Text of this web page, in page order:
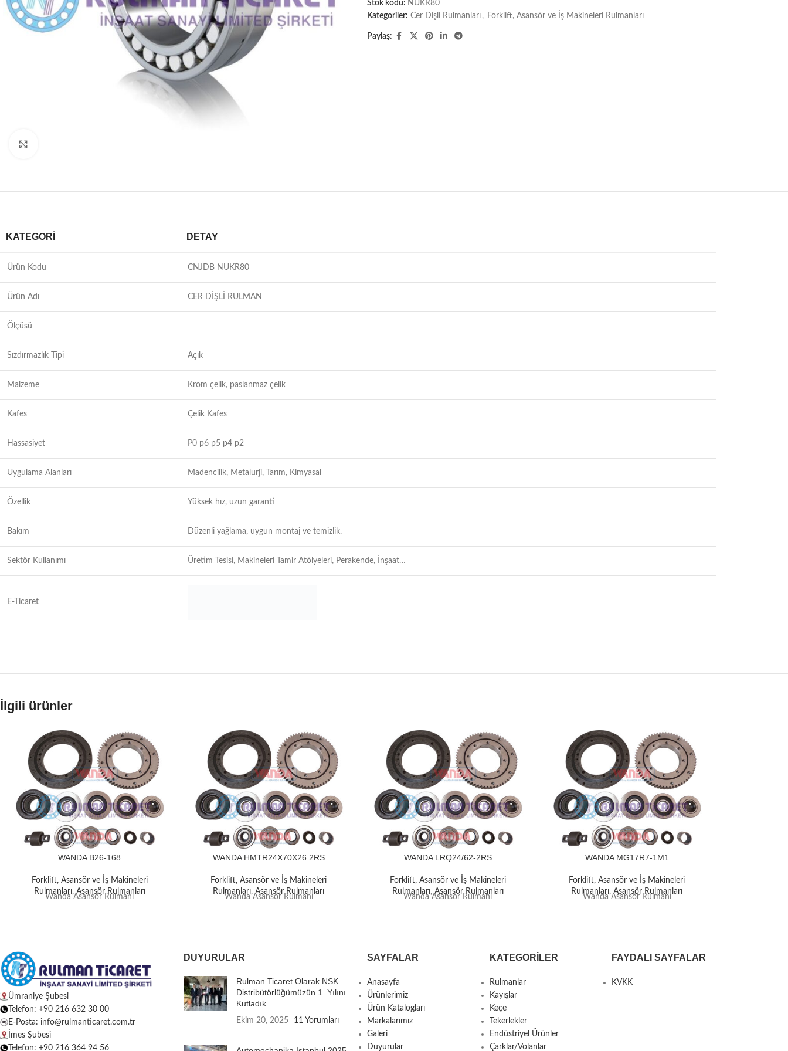
Stok kodu: NUKR80
Kategoriler: Cer Dişli Rulmanları , Forklift, Asansör ve İş Makineleri Rulmanları
Paylaş:
KATEGORI DETAY
Ürün Kodu CNJDB NUKR80
Ürün Adı CER DİŞLİ RULMAN
Ölçüsü
Sızdırmazlık Tipi Açık
Malzeme Krom çelik, paslanmaz çelik
Kafes Çelik Kafes
Hassasiyet P0 p6 p5 p4 p2
Uygulama Alanları Madencilik, Metalurji, Tarım, Kimyasal
Özellik Yüksek hız, uzun garanti
Bakım Düzenli yağlama, uygun montaj ve temizlik.
Sektör Kullanımı Üretim Tesisi, Makineleri Tamir Atölyeleri, Perakende, İnşaat…
E-Ticaret
İlgili ürünler
WANDA B26-168
Forklift, Asansör ve İş Makineleri
Rulmanları,Asansör Rulmanları
Wanda Asansör Rulmanı
WANDA HMTR24X70X26 2RS
Forklift, Asansör ve İş Makineleri
Rulmanları,Asansör Rulmanları
Wanda Asansör Rulmanı
WANDA LRQ24/62-2RS
Forklift, Asansör ve İş Makineleri
Rulmanları,Asansör Rulmanları
Wanda Asansör Rulmanı
WANDA MG17R7-1M1
Forklift, Asansör ve İş Makineleri
Rulmanları,Asansör Rulmanları
Wanda Asansör Rulmanı
Ümraniye Şubesi
Telefon: +90 216 632 30 00
E-Posta: info@rulmanticaret.com.tr
İmes Şubesi
Telefon: +90 216 364 94 56
DUYURULAR
Rulman Ticaret Olarak NSK
Distribütörlüğümüzün 1. Yılını
Kutladık
Ekim 20, 2025 11 Yorumları
SAYFALAR
Anasayfa
Ürünlerimiz
Ürün Katalogları
Markalarımız
Galeri
Duyurular
KATEGORILER
Rulmanlar
Kayışlar
Keçe
Tekerlekler
Endüstriyel Ürünler
Çarklar/Volanlar
FAYDALI SAYFALAR
KVKK